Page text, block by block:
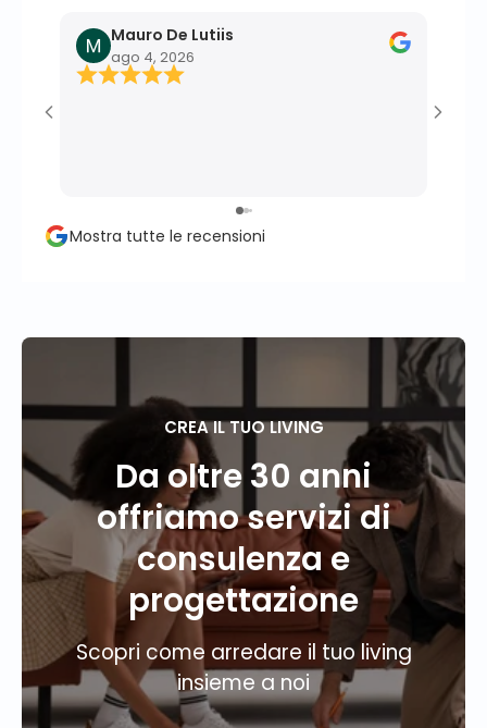
Mauro De Lutiis
ago 4, 2026
Mostra tutte le recensioni
CREA IL TUO LIVING
Da oltre 30 anni
offriamo servizi di
consulenza e
progettazione
Scopri come arredare il tuo living
insieme a noi